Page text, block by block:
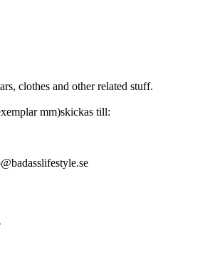
clothes and other related stuff.
mm)skickas till: